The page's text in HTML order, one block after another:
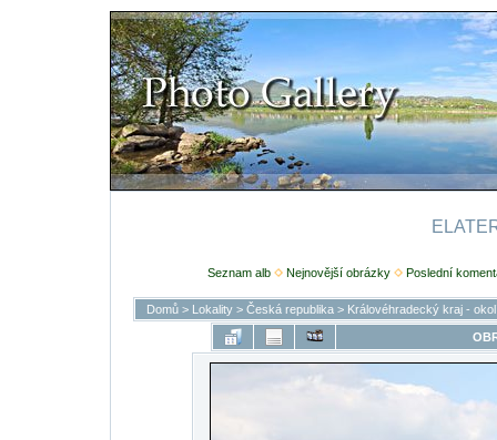
Seznam alb Nejnovější obrázky Poslední
Domů> Lokality> Česká republika> Královéhradecký kraj -